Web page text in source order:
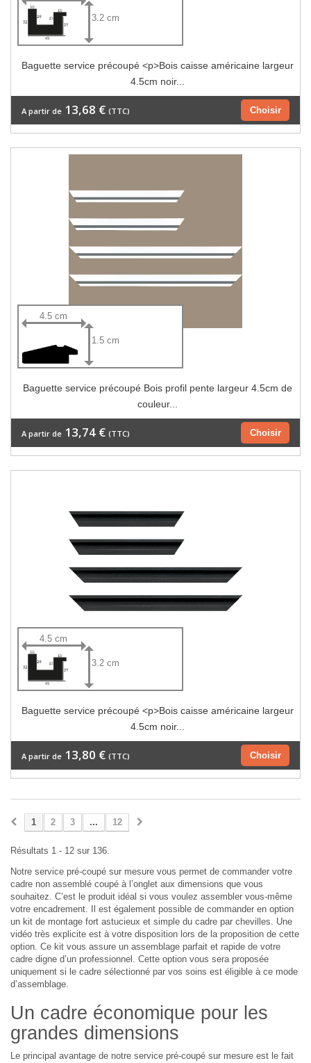
3.2 cm
Baguette service précoupé <p>Bois caisse américaine largeur
4.5cm noir...
Choisir
A partir de 13,68 € (TTC)
4.5 cm
1.5 cm
Baguette service précoupé Bois profil pente largeur 4.5cm de
couleur...
Choisir
A partir de 13,74 € (TTC)
4.5 cm
3.2 cm
Baguette service précoupé <p>Bois caisse américaine largeur
4.5cm noir...
Choisir
A partir de 13,80 € (TTC)
1 2 3 ... 12
Résultats 1 - 12 sur 136.
Notre service pré-coupé sur mesure vous permet de commander votre
cadre non assemblé coupé à l’onglet aux dimensions que vous
souhaitez. C’est le produit idéal si vous voulez assembler vous-même
votre encadrement. Il est également possible de commander en option
un kit de montage fort astucieux et simple du cadre par chevilles. Une
vidéo très explicite est à votre disposition lors de la proposition de cette
option. Ce kit vous assure un assemblage parfait et rapide de votre
cadre digne d’un professionnel. Cette option vous sera proposée
uniquement si le cadre sélectionné par vos soins est éligible à ce mode
d’assemblage.
Un cadre économique pour les
grandes dimensions
Le principal avantage de notre service pré-coupé sur mesure est le fait